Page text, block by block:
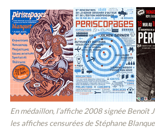
En médaillon, l’affiche 2008 signée Benoît
les affiches censurées de Stéphane